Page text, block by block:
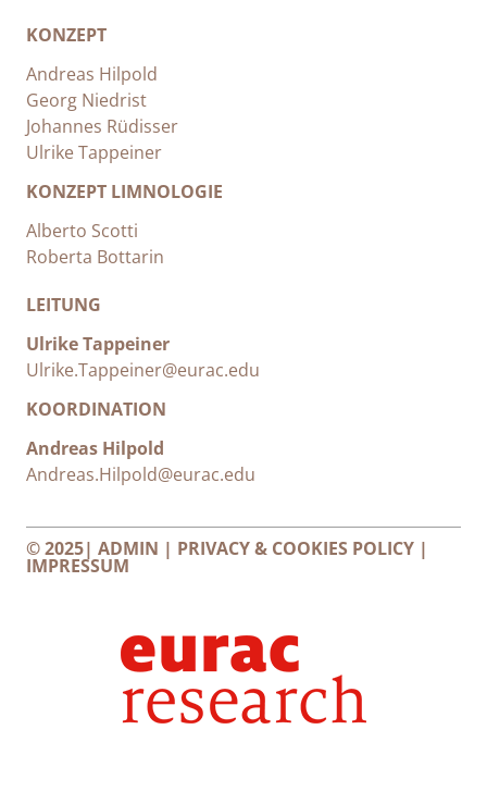
KONZEPT
Andreas Hilpold
Georg Niedrist
Johannes Rüdisser
Ulrike Tappeiner
KONZEPT LIMNOLOGIE
Alberto Scotti
Roberta Bottarin
LEITUNG
Ulrike Tappeiner
Ulrike.Tappeiner@eurac.edu
KOORDINATION
Andreas Hilpold
Andreas.Hilpold@eurac.edu
© 2025| ADMIN | PRIVACY & COOKIES POLICY |
IMPRESSUM